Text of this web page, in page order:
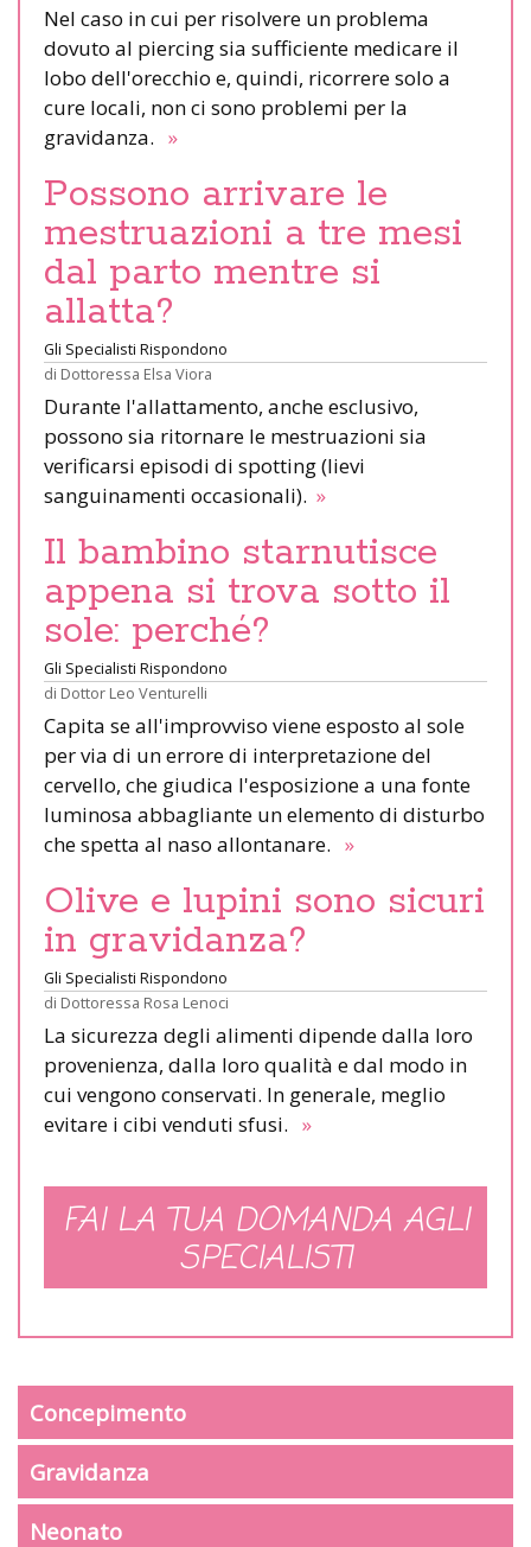
Nel caso in cui per risolvere un problema
dovuto al piercing sia sufficiente medicare il
lobo dell'orecchio e, quindi, ricorrere solo a
cure locali, non ci sono problemi per la
gravidanza. »
Possono arrivare le
mestruazioni a tre mesi
dal parto mentre si
allatta?
Gli Specialisti Rispondono
di Dottoressa Elsa Viora
Durante l'allattamento, anche esclusivo,
possono sia ritornare le mestruazioni sia
verificarsi episodi di spotting (lievi
sanguinamenti occasionali). »
Il bambino starnutisce
appena si trova sotto il
sole: perché?
Gli Specialisti Rispondono
di Dottor Leo Venturelli
Capita se all'improvviso viene esposto al sole
per via di un errore di interpretazione del
cervello, che giudica l'esposizione a una fonte
luminosa abbagliante un elemento di disturbo
che spetta al naso allontanare. »
Olive e lupini sono sicuri
in gravidanza?
Gli Specialisti Rispondono
di Dottoressa Rosa Lenoci
La sicurezza degli alimenti dipende dalla loro
provenienza, dalla loro qualità e dal modo in
cui vengono conservati. In generale, meglio
evitare i cibi venduti sfusi. »
FAI LA TUA DOMANDA AGLI
SPECIALISTI
Concepimento
Gravidanza
Neonato